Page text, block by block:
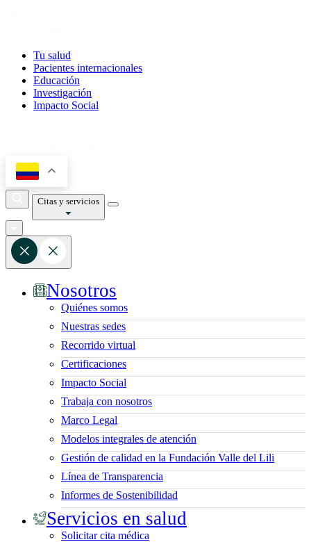
Tu salud
Pacientes internacionales
Educación
Investigación
Impacto Social
Citas y servicios
Nosotros
Quiénes somos
Nuestras sedes
Recorrido virtual
Certificaciones
Impacto Social
Trabaja con nosotros
Marco Legal
Modelos integrales de atención
Gestión de calidad en la Fundación Valle del Lili
Línea de Transparencia
Informes de Sostenibilidad
Servicios en salud
Solicitar cita médica